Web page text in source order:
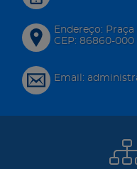
Endereço:
CEP: 86860-
Email: